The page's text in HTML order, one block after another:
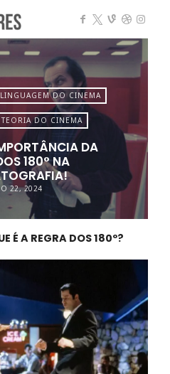
Márcio
Heleno
Soares
LINGUAGEM DO CINEMA
TEORIA DO CINEMA
DA
180° NA
22, 2024
É A REGRA DOS 180º?